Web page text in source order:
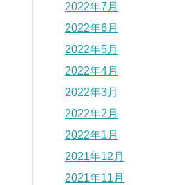
2022年7月
2022年6月
2022年5月
2022年4月
2022年3月
2022年2月
2022年1月
2021年12月
2021年11月